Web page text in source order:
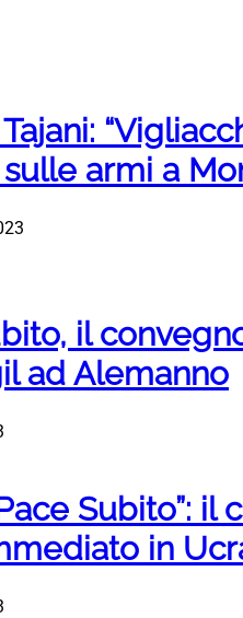
armi a
il
ad Alemanno
Subito”:
in